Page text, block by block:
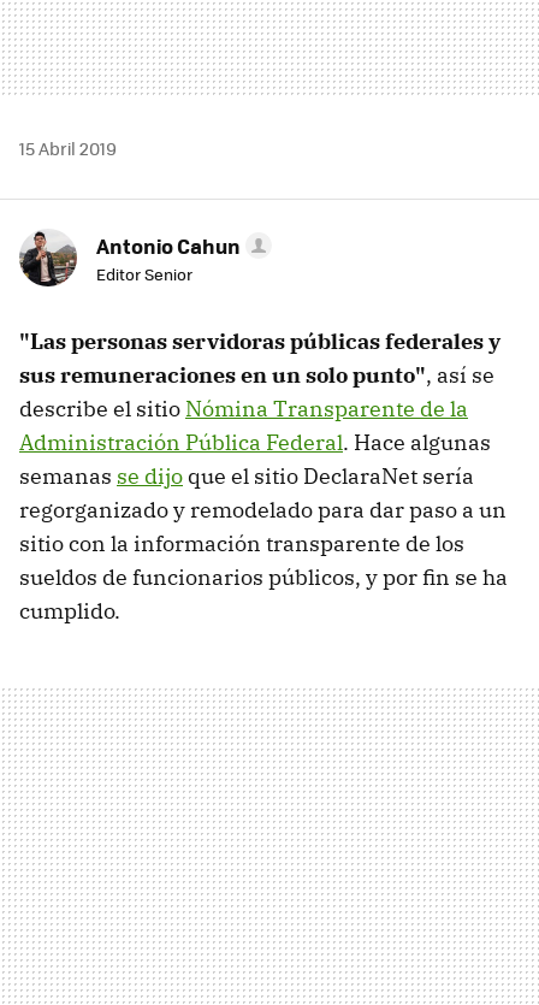
15 Abril 2019
Antonio Cahun
Editor Senior
"Las personas servidoras públicas federales y
sus remuneraciones en un solo punto", así se
describe el sitio Nómina Transparente de la
Administración Pública Federal. Hace algunas
semanas se dijo que el sitio DeclaraNet sería
regorganizado y remodelado para dar paso a un
sitio con la información transparente de los
sueldos de funcionarios públicos, y por fin se ha
cumplido.